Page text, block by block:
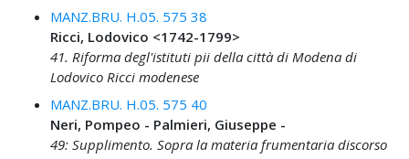
MANZ.BRU. H.05. 575 38
Ricci, Lodovico <1742-1799>
41. Riforma degl'istituti pii della città di Modena di
Lodovico Ricci modenese
MANZ.BRU. H.05. 575 40
Neri, Pompeo - Palmieri, Giuseppe -
49: Supplimento. Sopra la materia frumentaria discorso